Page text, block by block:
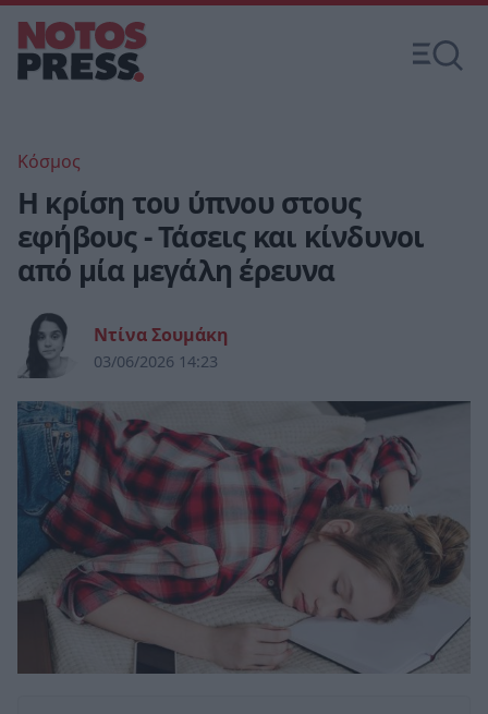
Κόσμος
Η κρίση του ύπνου στους
εφήβους - Τάσεις και κίνδυνοι
από μία μεγάλη έρευνα
Ντίνα Σουμάκη
03/06/2026 14:23